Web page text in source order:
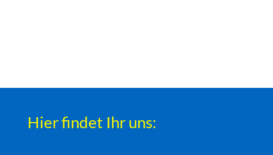
Hier findet Ihr uns: